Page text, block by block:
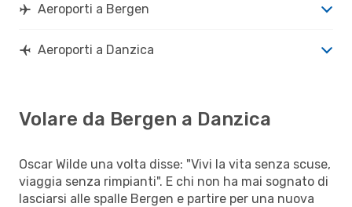
Aeroporti a Bergen
Aeroporti a Danzica
Volare da Bergen a Danzica
Oscar Wilde una volta disse: "Vivi la vita senza scuse,
viaggia senza rimpianti". E chi non ha mai sognato di
lasciarsi alle spalle Bergen e partire per una nuova